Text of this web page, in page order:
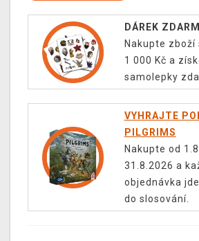
DÁREK
Nakupte zboží
1 000 Kč a
samolepky
VYHRAJTE
PILGRIMS
Nakupte od
31.8.2026 a
objednávka
do slosování.